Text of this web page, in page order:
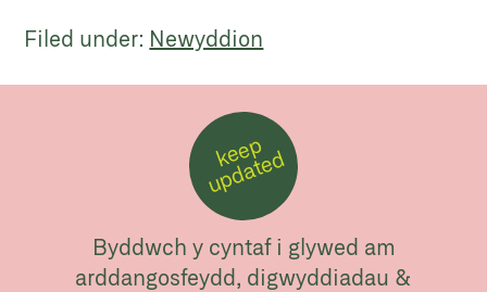
Filed under: Newyddion
k
e
e
p
u
p
d
a
t
e
d
Byddwch y cyntaf i glywed am
arddangosfeydd, digwyddiadau &